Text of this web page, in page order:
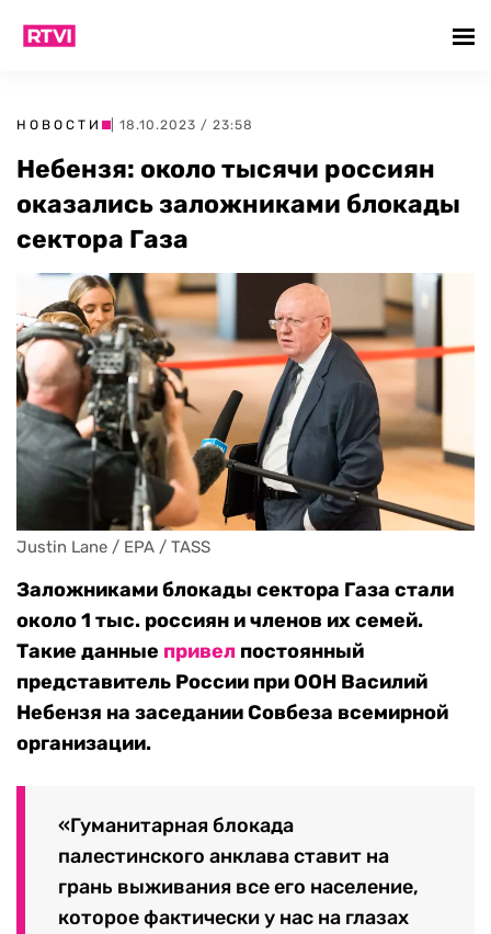
НОВОСТИ | 18.10.2023 / 23:58
Небензя: около тысячи россиян
оказались заложниками блокады
сектора Газа
Justin Lane / EPA / TASS
Заложниками блокады сектора Газа стали
около 1 тыс. россиян и членов их семей.
Такие данные привел постоянный
представитель России при ООН Василий
Небензя на заседании Совбеза всемирной
организации.
«Гуманитарная блокада
палестинского анклава ставит на
грань выживания все его население,
которое фактически у нас на глазах